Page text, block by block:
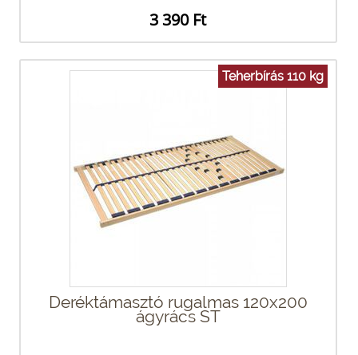
3 390 Ft
Teherbírás 110 kg
Deréktámasztó rugalmas 120x200
ágyrács ST